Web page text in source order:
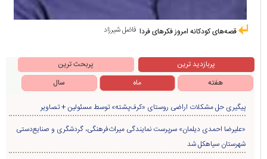
فاضل شیرزاد قصه‌های کودکانه امروز فکرهای فردا
پربازدید ترین
پربحث ترین
هفته
ماه سال
پیگیری حل مشکلات اراضی روستای «کرف‌پشته» توسط مسئولین + تصاویر
«علیرضا احمدی دیلمان» سرپرست نمایندگی میراث‌فرهنگی، گردشگری و صنایع‌دستی
شهرستان سیاهکل شد